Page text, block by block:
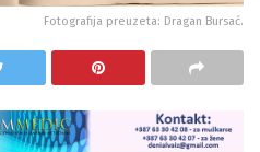
Fotografija preuzeta: Dragan Bursać.